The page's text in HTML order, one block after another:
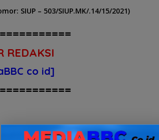
SIUP – 503/SIUP.MK/.14/15/2021)
REDAKSI
co id]